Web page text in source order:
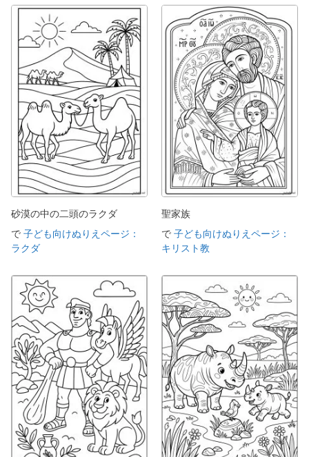
砂漠の中の二頭のラクダ
で 子ども向けぬりえページ：
ラクダ
聖家族
で 子ども向けぬりえページ：
キリスト教